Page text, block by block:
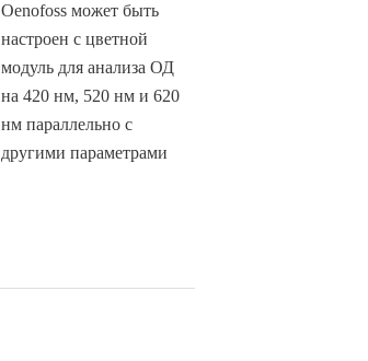
Oenofoss может быть
настроен с цветной
модуль для анализа ОД
на 420 нм, 520 нм и 620
нм параллельно с
другими параметрами